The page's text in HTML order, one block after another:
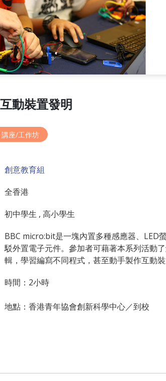
動裝置發明
講座/工作坊
創意教育組
全香港
初中學生 , 高小學生
BBC micro:bit是一塊內置多種感應器、LED
駁外置電子元件。參加者可藉著本系列活動
輯，學習編寫不同程式，甚至動手製作互動
時間：2小時
地點：香港青年協會創新科學中心／到校